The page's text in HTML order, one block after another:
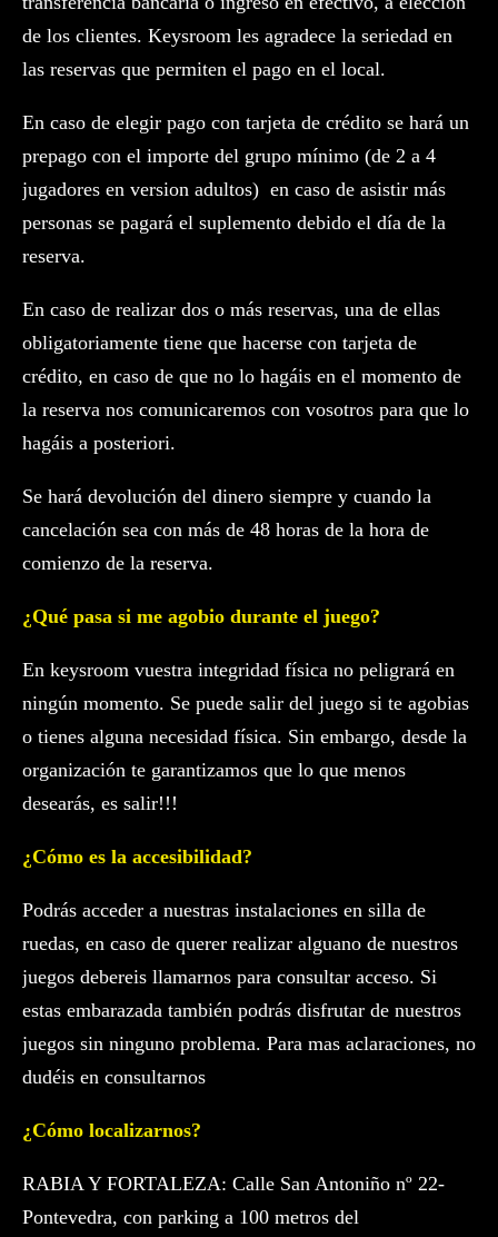
de los clientes. Keysroom les agradece la seriedad en
las reservas que permiten el pago en el local.
En caso de elegir pago con tarjeta de crédito se hará un
prepago con el importe del grupo mínimo (de 2 a 4
jugadores en version adultos) en caso de asistir más
personas se pagará el suplemento debido el día de la
reserva.
En caso de realizar dos o más reservas, una de ellas
obligatoriamente tiene que hacerse con tarjeta de
crédito, en caso de que no lo hagáis en el momento de
la reserva nos comunicaremos con vosotros para que lo
hagáis a posteriori.
Se hará devolución del dinero siempre y cuando la
cancelación sea con más de 48 horas de la hora de
comienzo de la reserva.
¿Qué pasa si me agobio durante el juego?
En keysroom vuestra integridad física no peligrará en
ningún momento. Se puede salir del juego si te agobias
o tienes alguna necesidad física. Sin embargo, desde la
organización te garantizamos que lo que menos
desearás, es salir!!!
¿Cómo es la accesibilidad?
Podrás acceder a nuestras instalaciones en silla de
ruedas, en caso de querer realizar alguano de nuestros
juegos debereis llamarnos para consultar acceso. Si
estas embarazada también podrás disfrutar de nuestros
juegos sin ninguno problema. Para mas aclaraciones, no
dudéis en consultarnos
¿Cómo localizarnos?
RABIA Y FORTALEZA: Calle San Antoniño nº 22-
Pontevedra, con parking a 100 metros del